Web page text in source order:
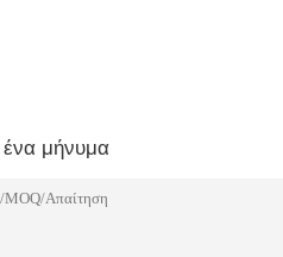
μήνυμα